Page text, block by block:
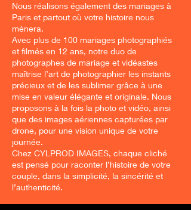
Nous réalisons également des mariages à
Paris et partout où votre histoire nous
mènera.
Avec plus de 100 mariages photographiés
et filmés en 12 ans, notre duo de
photographes de mariage et vidéastes
maîtrise l’art de photographier les instants
précieux et de les sublimer grâce à une
mise en valeur élégante et originale. Nous
proposons à la fois la photo et vidéo, ainsi
que des images aériennes capturées par
drone, pour une vision unique de votre
journée.
Chez CYLPROD IMAGES, chaque cliché
est pensé pour raconter l’histoire de votre
couple, dans la simplicité, la sincérité et
l’authenticité.